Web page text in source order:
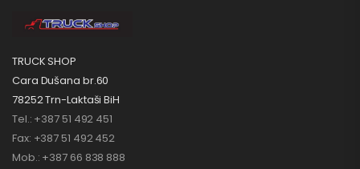
TRUCK SHOP
Cara Dušana br.60
78252 Trn-Laktaši BiH
Tel.: +387 51 492 451
Fax: +387 51 492 452
Mob.: +387 66 838 888